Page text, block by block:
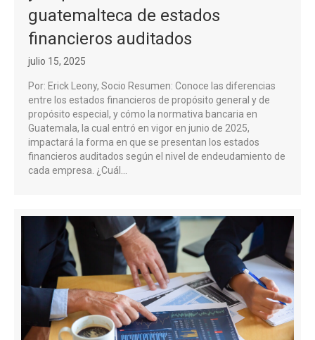
guatemalteca de estados
financieros auditados
julio 15, 2025
Por: Erick Leony, Socio Resumen: Conoce las diferencias
entre los estados financieros de propósito general y de
propósito especial, y cómo la normativa bancaria en
Guatemala, la cual entró en vigor en junio de 2025,
impactará la forma en que se presentan los estados
financieros auditados según el nivel de endeudamiento de
cada empresa. ¿Cuál…